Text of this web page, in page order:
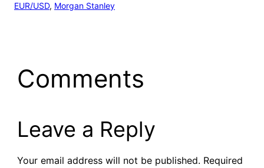
EUR/USD, Morgan Stanley
Comments
Leave a Reply
Your email address will not be published. Required